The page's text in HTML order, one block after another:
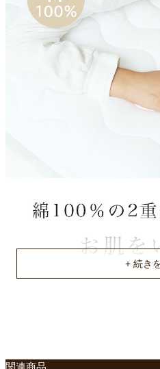
ポリエステル100%
お手入れ方法
洗濯機OK(ネット使用)